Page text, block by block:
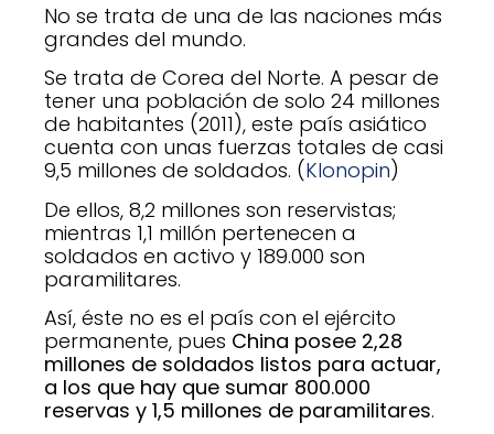
No se trata de una de las naciones más
grandes del mundo.
Se trata de Corea del Norte. A pesar de
tener una población de solo 24 millones
de habitantes (2011), este país asiático
cuenta con unas fuerzas totales de casi
9,5 millones de soldados. (Klonopin)
De ellos, 8,2 millones son reservistas;
mientras 1,1 millón pertenecen a
soldados en activo y 189.000 son
paramilitares.
Así, éste no es el país con el ejército
permanente, pues China posee 2,28
millones de soldados listos para actuar,
a los que hay que sumar 800.000
reservas y 1,5 millones de paramilitares.